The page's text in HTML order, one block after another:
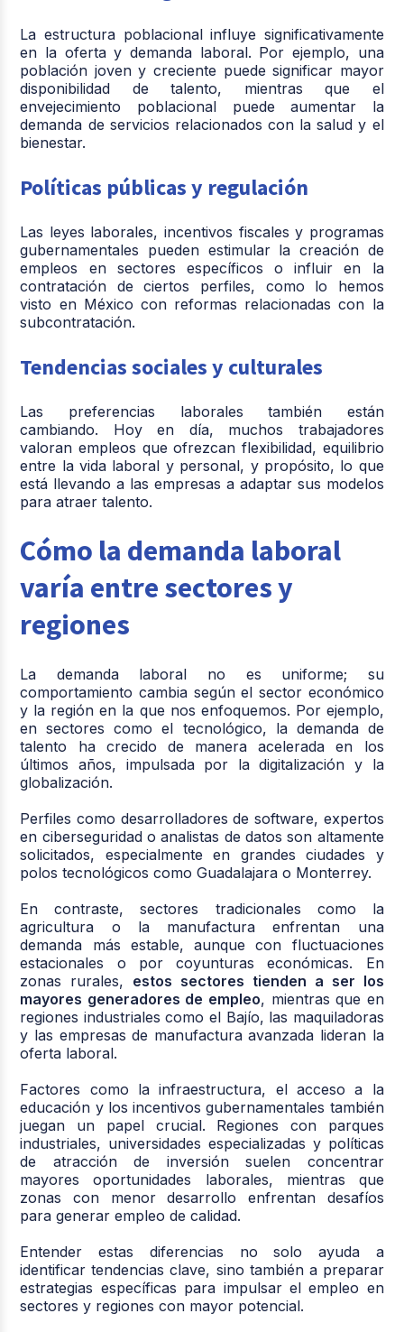
La estructura poblacional influye significativamente
en la oferta y demanda laboral. Por ejemplo, una
población joven y creciente puede significar mayor
disponibilidad de talento, mientras que el
envejecimiento poblacional puede aumentar la
demanda de servicios relacionados con la salud y el
bienestar.
Políticas públicas y regulación
Las leyes laborales, incentivos fiscales y programas
gubernamentales pueden estimular la creación de
empleos en sectores específicos o influir en la
contratación de ciertos perfiles, como lo hemos
visto en México con reformas relacionadas con la
subcontratación.
Tendencias sociales y culturales
Las preferencias laborales también están
cambiando. Hoy en día, muchos trabajadores
valoran empleos que ofrezcan flexibilidad, equilibrio
entre la vida laboral y personal, y propósito, lo que
está llevando a las empresas a adaptar sus modelos
para atraer talento.
Cómo la demanda laboral
varía entre sectores y
regiones
La demanda laboral no es uniforme; su
comportamiento cambia según el sector económico
y la región en la que nos enfoquemos. Por ejemplo,
en sectores como el tecnológico, la demanda de
talento ha crecido de manera acelerada en los
últimos años, impulsada por la digitalización y la
globalización.
Perfiles como desarrolladores de software, expertos
en ciberseguridad o analistas de datos son altamente
solicitados, especialmente en grandes ciudades y
polos tecnológicos como Guadalajara o Monterrey.
En contraste, sectores tradicionales como la
agricultura o la manufactura enfrentan una
demanda más estable, aunque con fluctuaciones
estacionales o por coyunturas económicas. En
zonas rurales, estos sectores tienden a ser los
mayores generadores de empleo, mientras que en
regiones industriales como el Bajío, las maquiladoras
y las empresas de manufactura avanzada lideran la
oferta laboral.
Factores como la infraestructura, el acceso a la
educación y los incentivos gubernamentales también
juegan un papel crucial. Regiones con parques
industriales, universidades especializadas y políticas
de atracción de inversión suelen concentrar
mayores oportunidades laborales, mientras que
zonas con menor desarrollo enfrentan desafíos
para generar empleo de calidad.
Entender estas diferencias no solo ayuda a
identificar tendencias clave, sino también a preparar
estrategias específicas para impulsar el empleo en
sectores y regiones con mayor potencial.